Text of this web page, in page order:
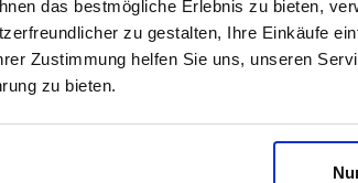
das bestmögliche Erlebnis zu bieten,
zu gestalten, Ihre Einkäufe
Zustimmung helfen Sie uns, unseren
zu bieten.
2% rF
0,5 ℃